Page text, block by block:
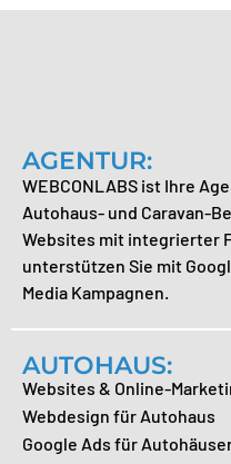
AGENTUR:
WEBCONLABS ist Ihre
Autohaus- und Caravan-
Websites mit integrierter
unterstützen Sie mit
Media Kampagnen.
AUTOHAUS:
Websites & Online-
Webdesign für Autohaus
Google Ads für